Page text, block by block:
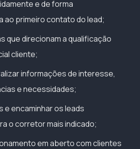
e de forma
ao primeiro contato do lead;
que direcionam a qualificação
cliente;
informações de interesse,
e necessidades;
e encaminhar os leads
o corretor mais indicado;
em aberto com clientes